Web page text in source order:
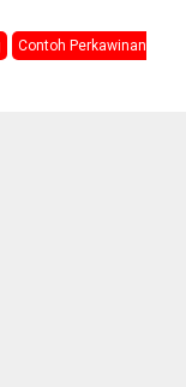
Contoh Perkawinan